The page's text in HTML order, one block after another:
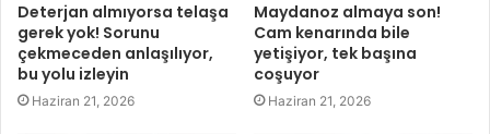
Deterjan almıyorsa telaşa
gerek yok! Sorunu
çekmeceden anlaşılıyor,
bu yolu izleyin
Haziran 21, 2026
Maydanoz almaya son!
Cam kenarında bile
yetişiyor, tek başına
coşuyor
Haziran 21, 2026